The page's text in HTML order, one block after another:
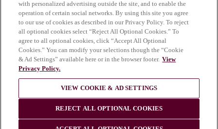
アルコールの乱用は健康にとって危険であ
り、適度な飲酒が必要である。
© Krug 2026
with personalized advertising outside the site, and to enable the
operation of certain social networks. By using this site you agree
to our use of cookies as described in our Privacy Policy. To reject
all optional cookies select “Reject All Optional Cookies.” To
agree to all optional cookies, click “Accept All Optional
Cookies.” You can modify your selections though the “Cookie
& Ad Settings” available here or in the browser footer. View
Privacy Policy.
VIEW COOKIE & AD SETTINGS
REJECT ALL OPTIONAL COOKIES